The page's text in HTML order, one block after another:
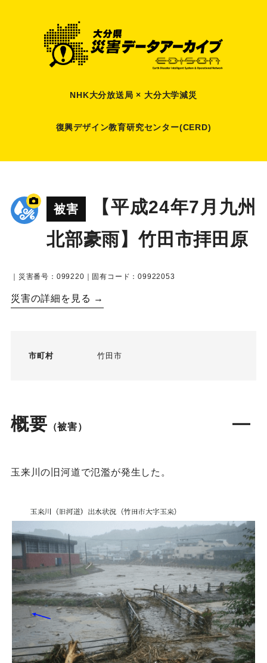
NHK大分放送局 × 大分大学減災
復興デザイン教育研究センター(CERD)
被害
【平成24年7月九州
北部豪雨】竹田市拝田原
｜災害番号：099220｜固有コード：09922053
災害の詳細を見る →
市町村 竹田市
概要 （被害）
玉来川の旧河道で氾濫が発生した。